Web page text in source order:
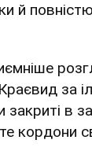
й
за
закриті в
кордони